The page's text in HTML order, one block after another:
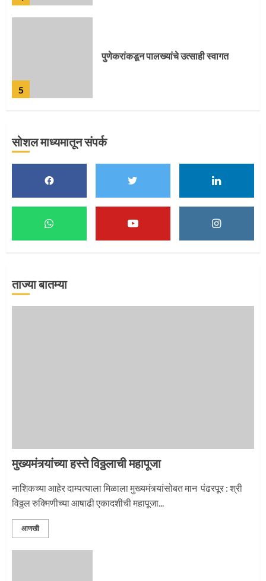
5
पुणेकरांकडून पालख्यांचे उत्साही स्वागत
मुख्यमंत्र्यांच्या हस्ते विठ्ठलाची महापूजा
माऊलींच्या पादुकांना नीरा स्नान
सोशल माध्यमातून संपर्क
ताज्या बातम्या
मुख्यमंत्र्यांच्या हस्ते विठ्ठलाची महापूजा
नाशिकच्या आहेर दाम्पत्याला मिळाला मुख्यमंत्र्यांसोबत मान पंढरपूर : श्री
विठ्ठल रुक्मिणीच्या आषाढी एकादशीची महापूजा...
आणखी